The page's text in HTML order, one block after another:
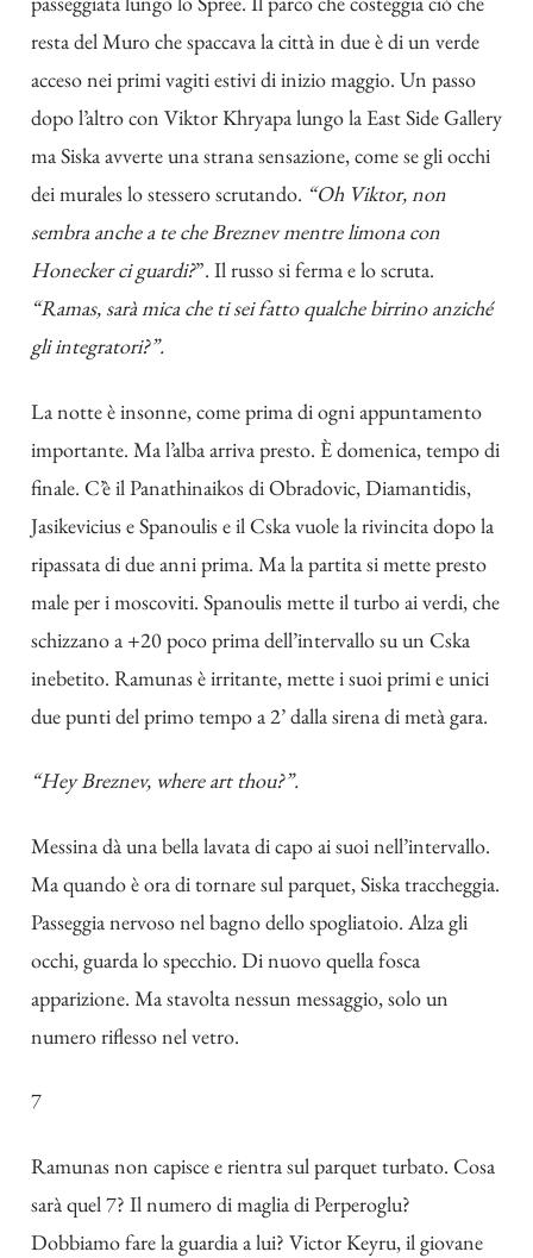
resta del Muro che spaccava la città in due è di un verde
acceso nei primi vagiti estivi di inizio maggio. Un passo
dopo l’altro con Viktor Khryapa lungo la East Side Gallery
ma Siska avverte una strana sensazione, come se gli occhi
dei murales lo stessero scrutando. “Oh Viktor, non
sembra anche a te che Breznev mentre limona con
Honecker ci guardi?”. Il russo si ferma e lo scruta.
“Ramas, sarà mica che ti sei fatto qualche birrino anziché
gli integratori?”.
La notte è insonne, come prima di ogni appuntamento
importante. Ma l’alba arriva presto. È domenica, tempo di
finale. C’è il Panathinaikos di Obradovic, Diamantidis,
Jasikevicius e Spanoulis e il Cska vuole la rivincita dopo la
ripassata di due anni prima. Ma la partita si mette presto
male per i moscoviti. Spanoulis mette il turbo ai verdi, che
schizzano a +20 poco prima dell’intervallo su un Cska
inebetito. Ramunas è irritante, mette i suoi primi e unici
due punti del primo tempo a 2’ dalla sirena di metà gara.
“Hey Breznev, where art thou?”.
Messina dà una bella lavata di capo ai suoi nell’intervallo.
Ma quando è ora di tornare sul parquet, Siska traccheggia.
Passeggia nervoso nel bagno dello spogliatoio. Alza gli
occhi, guarda lo specchio. Di nuovo quella fosca
apparizione. Ma stavolta nessun messaggio, solo un
numero riflesso nel vetro.
7
Ramunas non capisce e rientra sul parquet turbato. Cosa
sarà quel 7? Il numero di maglia di Perperoglu?
Dobbiamo fare la guardia a lui? Victor Keyru, il giovane